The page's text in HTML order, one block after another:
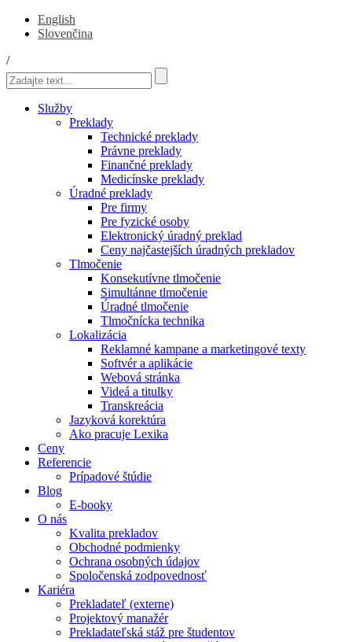
English
Slovenčina
/
Služby
Preklady
Technické preklady
Právne preklady
Finančné preklady
Medicínske preklady
Úradné preklady
Pre firmy
Pre fyzické osoby
Elektronický úradný preklad
Ceny najčastejších úradných prekladov
Tlmočenie
Konsekutívne tlmočenie
Simultánne tlmočenie
Úradné tlmočenie
Tlmočnícka technika
Lokalizácia
Reklamné kampane a marketingové texty
Softvér a aplikácie
Webová stránka
Videá a titulky
Transkreácia
Jazyková korektúra
Ako pracuje Lexika
Ceny
Referencie
Prípadové štúdie
Blog
E-booky
O nás
Kvalita prekladov
Obchodné podmienky
Ochrana osobných údajov
Spoločenská zodpovednosť
Kariéra
Prekladateľ (externe)
Projektový manažér
Prekladateľská stáž pre študentov